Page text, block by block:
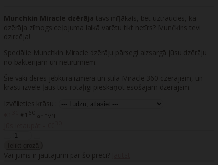
Munchkin Miracle dzērāja tavs mīļākais, bet uztraucies, ka
dzērāja zīmogs ceļojuma laikā varētu tikt netīrs? Munčkins tevi
dzirdēja!
Speciālie Munchkin Miracle dzērāju pārsegi aizsargā jūsu dzērāju
no baktērijām un netīrumiem.
Šie vāki derēs jebkura izmēra un stila Miracle 360 ​​dzērājiem, un
krāsu izvēle ļaus tos rotaļīgi pieskaņot esošajam dzērājam.
Izvēlieties krāsu :
€1 60 ar PVN
Vai jums ir jautājumi par šo preci?